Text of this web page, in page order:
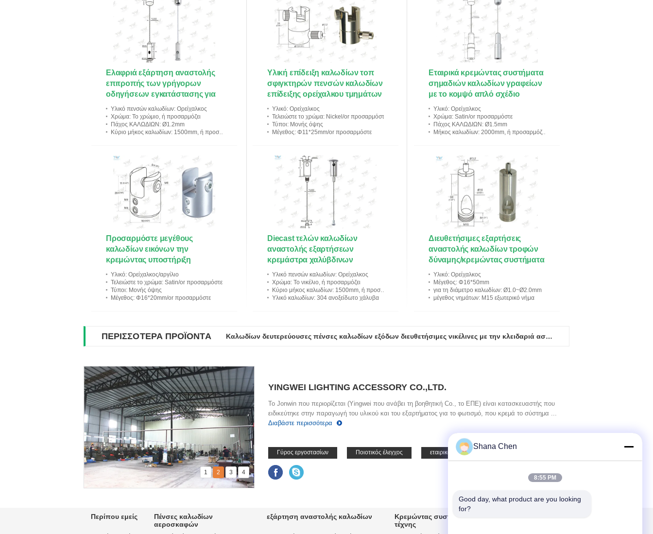
Ελαφριά εξάρτηση αναστολής
επιτροπής των γρήγορων
οδηγήσεων εγκατάστασης για
τα σχεδιαγράμματα αλουμινίου
Υλικό πενσών καλωδίων: Ορείχαλκος
Χρώμα: Το χρώμιο, ή προσαρμόζει
Πάχος ΚΑΛΩΔΙΩΝ : Ø1.2mm
Κύριο μήκος καλωδίων: 1500mm, ή προσαρμόζουν
Υλική επίδειξη καλωδίων τοπ
σφιγκτηρών πενσών καλωδίων
επίδειξης ορείχαλκου τμημάτων
Υλικό: Ορείχαλκος
Τελειώστε το χρώμα: Nickel/or προσαρμόστε
Τύποι: Μονής όψης
Μέγεθος: Φ11*25mm/or προσαρμόστε
Εταιρικά κρεμώντας συστήματα
σημαδιών καλωδίων γραφείων
με το κομψό απλό σχέδιο
Υλικό: Ορείχαλκος
Χρώμα: Satin/or προσαρμόστε
Πάχος ΚΑΛΩΔΙΩΝ : Ø1.5mm
Μήκος καλωδίων: 2000mm, ή προσαρμόζουν
Προσαρμόστε μεγέθους
καλωδίων εικόνων την
κρεμώντας υποστήριξη
πλαισιωμένης επιτροπής
συστημάτων ενιαία
Υλικό: Ορείχαλκος/αργίλιο
Τελειώστε το χρώμα: Satin/or προσαρμόστε
Τύποι: Μονής όψης
Μέγεθος: Φ16*20mm/or προσαρμόστε
Diecast τελών καλωδίων
αναστολής εξαρτήσεων
κρεμάστρα χαλύβδινων
συρμάτων υλικού διευθετήσιμη
Υλικό πενσών καλωδίων: Ορείχαλκος
Χρώμα: Το νικέλιο, ή προσαρμόζει
Κύριο μήκος καλωδίων: 1500mm, ή προσαρμόζουν
Υλικό καλωδίων: 304 ανοξείδωτο χάλυβα
Διευθετήσιμες εξαρτήσεις
αναστολής καλωδίων τροφών
δύναμης/κρεμώντας συστήματα
χαλύβδινων συρμάτων
Υλικό: Ορείχαλκος
Μέγεθος: Φ16*50mm
για τη διάμετρο καλωδίων: Ø1.0~Ø2.0mm
μέγεθος νημάτων: M15 εξωτερικό νήμα
ΠΕΡΙΣΣΌΤΕΡΑ ΠΡΟΪΌΝΤΑ Καλωδίων δευτερεύουσες πένσες καλωδίων εξόδων διευθετήσιμες νικέλινες με την κλειδαριά ασφάλειας
1 2 3 4
YINGWEI LIGHTING ACCESSORY CO.,LTD.
Το Jonwin που περιορίζεται (Yingwei που ανάβει τη βοηθητική Co., το ΕΠΕ) είναι κατασκευαστής που
ειδικεύτηκε στην παραγωγή του υλικού και του εξαρτήματος για το φωτισμό, που κρεμά το σύστημα ...
Διαβάστε περισσότερα
Γύρος εργοστασίων Ποιοτικός έλεγχος εταιρικά νέα
Περίπου εμείς
Πένσες καλωδίων
αεροσκαφών
εξάρτηση αναστολής καλωδίων
Κρεμώντας συστήματα
τέχνης
Shana Chen
8:55 PM
Good day, what product are you looking
for?